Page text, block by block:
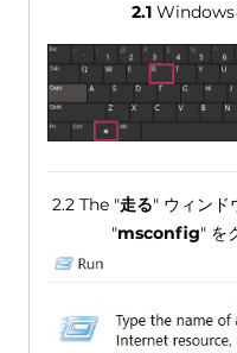
2.1 Windows
2.2 The "走る" ウィンド
"msconfig" を